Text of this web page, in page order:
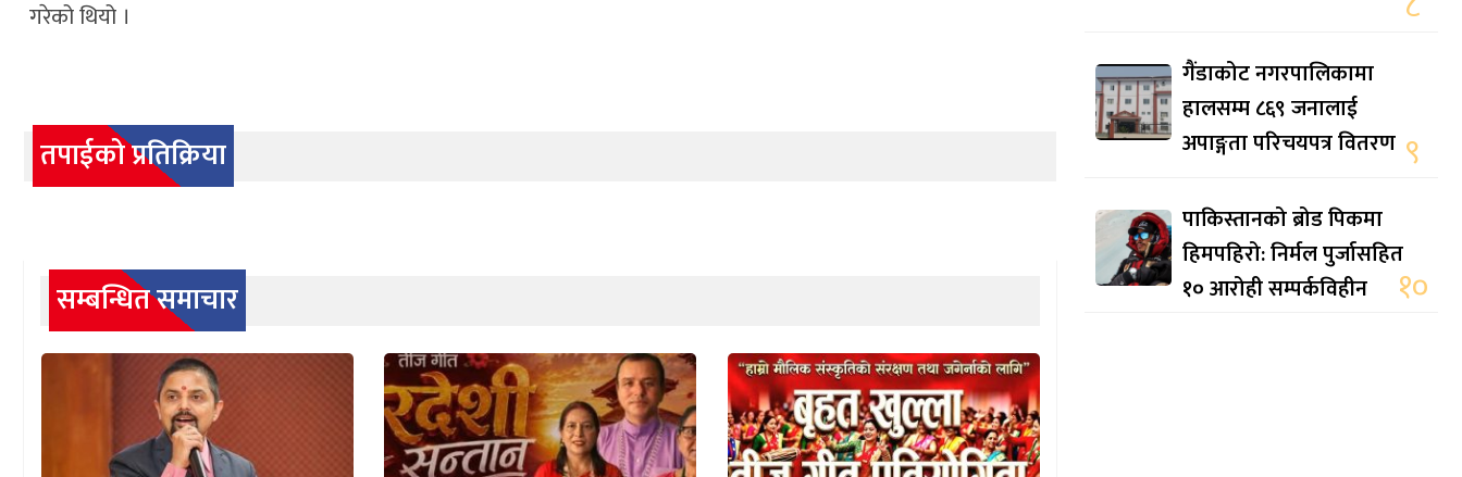
गरेको थियो ।
तपाईको प्रतिक्रिया
सम्बन्धित समाचार
गैंडाकोट नगरपालिकामा
हालसम्म ८६९ जनालाई
अपाङ्गता परिचयपत्र वितरण ९
पाकिस्तानको ब्रोड पिकमा
हिमपहिरो: निर्मल पुर्जासहित
१० आरोही सम्पर्कविहीन
१०